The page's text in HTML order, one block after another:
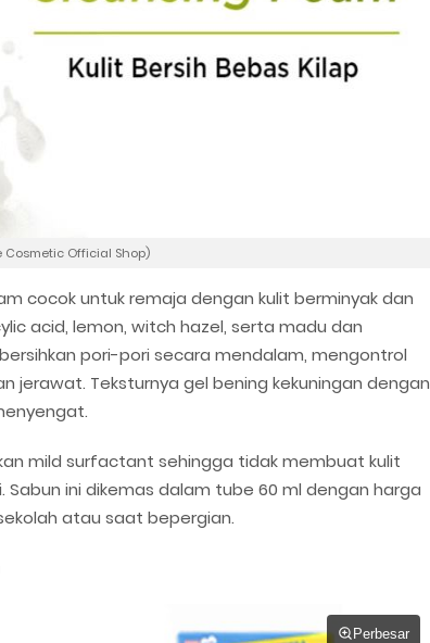
Cosmetic Official Shop)
cocok untuk remaja dengan kulit berminyak dan
acid, lemon, witch hazel, serta madu dan
pori-pori secara mendalam, mengontrol
jerawat. Teksturnya gel bening kekuningan dengan
mild surfactant sehingga tidak membuat kulit
Sabun ini dikemas dalam tube 60 ml dengan harga
atau saat bepergian.
Perbesar